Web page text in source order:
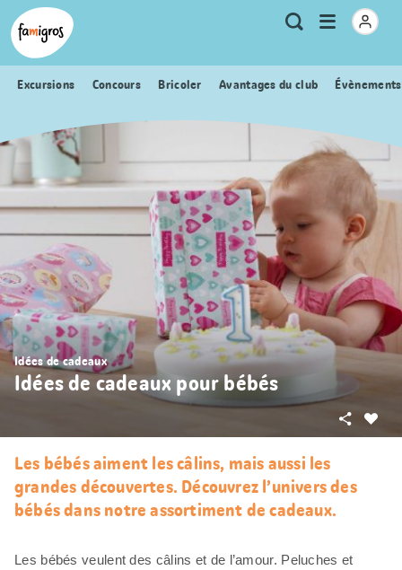
Signets
de
navigation
Header
Logo Métanavigation
RechercheOuvrir
Excursions Concours Bricoler Avantages du club
Idées de cadeaux
Idées de cadeaux pour bébés
Partager
Les bébés aiment les câlins, mais aussi les
grandes découvertes. Découvrez l’univers des
bébés dans notre assortiment de cadeaux.
Les bébés veulent des câlins et de l’amour. Peluches et